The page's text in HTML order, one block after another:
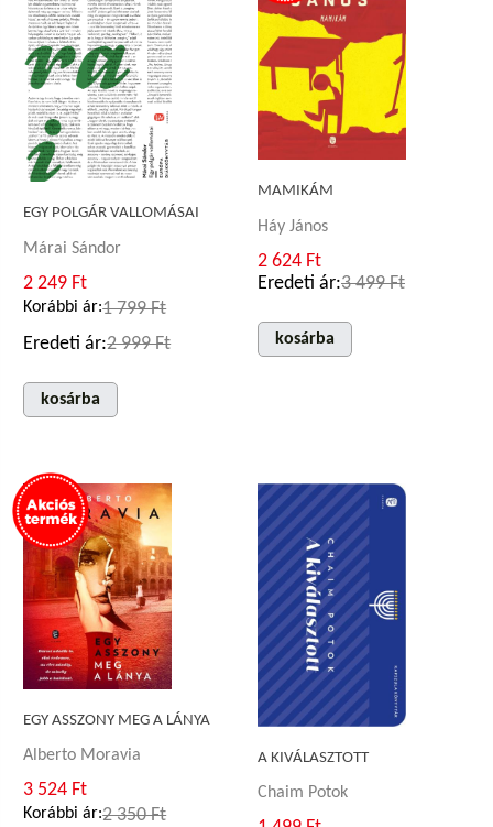
EGY POLGÁR VALLOMÁSAI
Márai Sándor
2 249 Ft
Korábbi ár:1 799 Ft
Eredeti ár:2 999 Ft
kosárba
MAMIKÁM
Háy János
2 624 Ft
Eredeti ár:3 499 Ft
kosárba
EGY ASSZONY MEG A LÁNYA
Alberto Moravia
3 524 Ft
Korábbi ár:2 350 Ft
A KIVÁLASZTOTT
Chaim Potok